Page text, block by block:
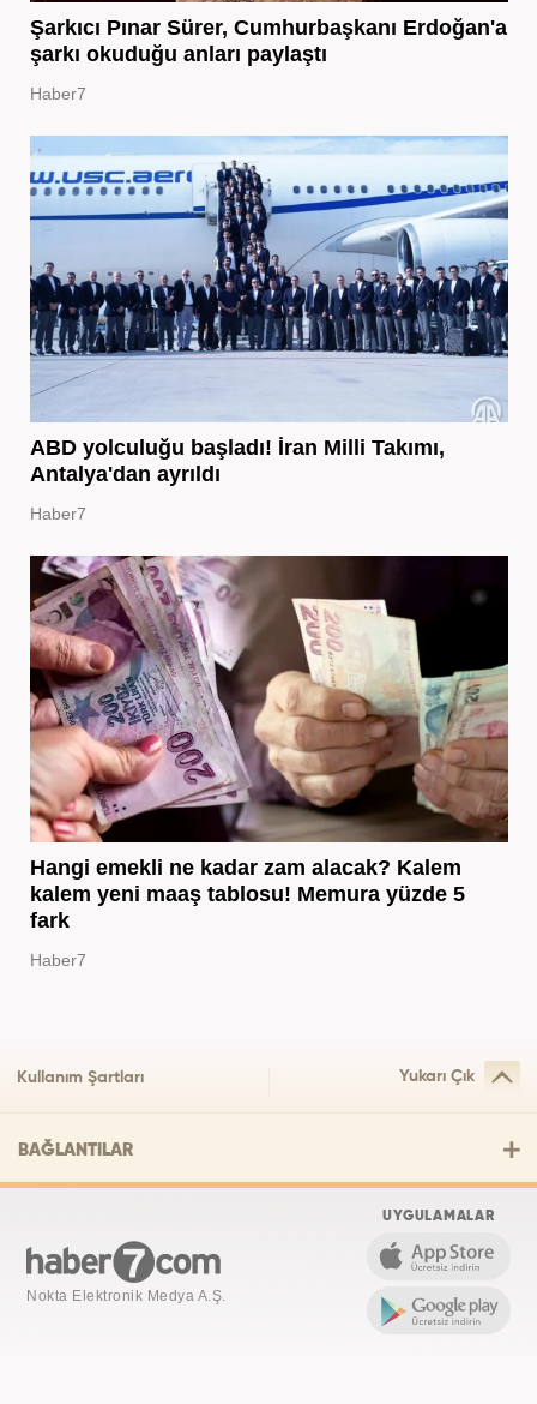
Şarkıcı Pınar Sürer, Cumhurbaşkanı Erdoğan'a
şarkı okuduğu anları paylaştı
Haber7
ABD yolculuğu başladı! İran Milli Takımı,
Antalya'dan ayrıldı
Haber7
Hangi emekli ne kadar zam alacak? Kalem
kalem yeni maaş tablosu! Memura yüzde 5
fark
Haber7
Kullanım Şartları Yukarı Çık
BAĞLANTILAR
Nokta Elektronik Medya A.Ş.
UYGULAMALAR